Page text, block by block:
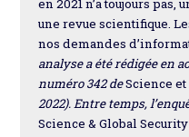
en 2021 n’a toujours pas,
une revue scientifique.
nos demandes
analyse a été rédigée en
numéro 342 deScience
2022). Entre temps,
Science & Global